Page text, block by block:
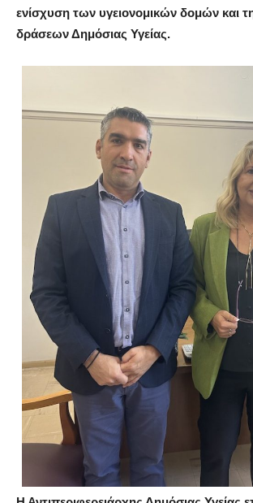
ενίσχυση των υγειονομικών δομών και
δράσεων Δημόσιας Υγείας.